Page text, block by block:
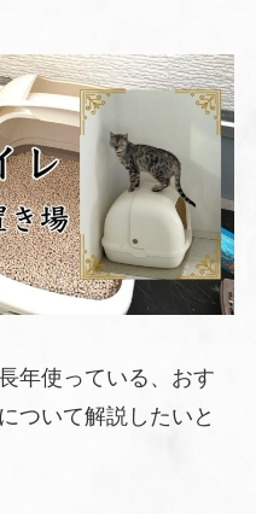
年使っている、おす
ついて解説したいと